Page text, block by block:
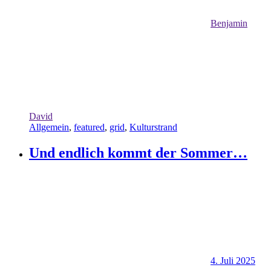
Benjamin
David
Allgemein, featured, grid, Kulturstrand
Und endlich kommt der Sommer…
4. Juli 2025